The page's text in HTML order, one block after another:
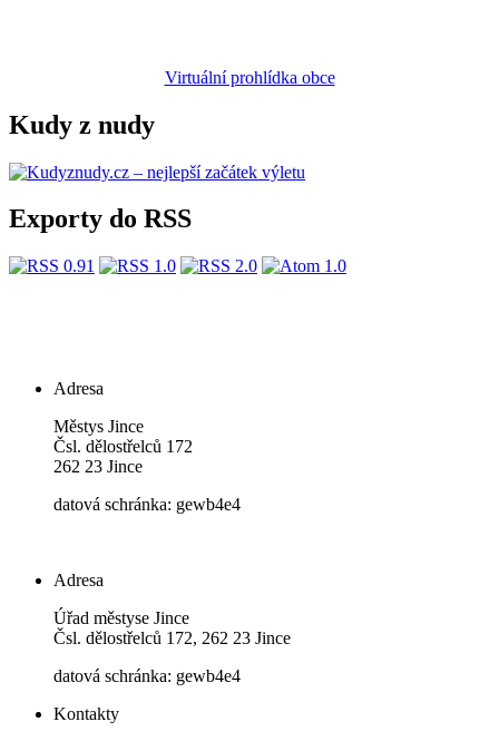
Virtuální prohlídka obce
Kudy z nudy
Exporty do RSS
Adresa
Městys Jince
Čsl. dělostřelců 172
262 23 Jince
datová schránka: gewb4e4
Adresa
Úřad městyse Jince
Čsl. dělostřelců 172, 262 23 Jince
datová schránka: gewb4e4
Kontakty